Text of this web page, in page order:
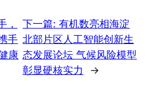
，
手
康
下一篇:有机数亮相海淀
北部片区人工智能创新生
态发展论坛 气候风险模型
彰显硬核实力
→